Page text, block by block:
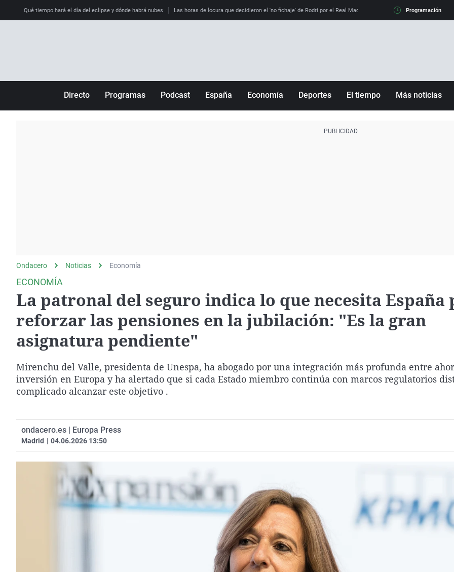
Qué tiempo hará el día del eclipse y dónde habrá nubes Las horas de locura que decidieron el 'no fichaje' de Rodri por el Real Madrid y su 'sí' al Barça La llamada
Programación
Directo Programas
Como el perro y el
Podcast
Equipo de investigación
Negra
España
País Vasco
Economía Deportes El tiempo Más noticias
Ondacero Noticias Economía
ECONOMÍA
La patronal del seguro indica lo que necesita España
reforzar las pensiones en la jubilación: "Es la gran
asignatura pendiente"
Mirenchu del Valle, presidenta de Unespa, ha abogado por una integración más profunda entre
inversión en Europa y ha alertado que si cada Estado miembro continúa con marcos regulatorios
complicado alcanzar este objetivo .
ondacero.es | Europa Press
Madrid | 04.06.2026 13:50